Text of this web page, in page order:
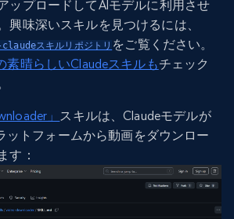
ップロードしてAIモデルに利用させ
興味深いスキルを見つけるには、
スキルリポジトリ をご覧ください。
素晴らしいClaudeスキルもチェック
」 スキルは、Claudeモデルが
ットフォームから動画をダウンロー
す：